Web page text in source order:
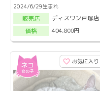
2024/6/29生まれ
販売店
ディスワン戸塚店
価格
404,800円
お気に入り